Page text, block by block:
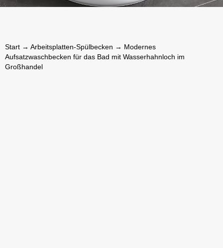
Start → Arbeitsplatten-Spülbecken → Modernes
Aufsatzwaschbecken für das Bad mit Wasserhahnloch im
Großhandel